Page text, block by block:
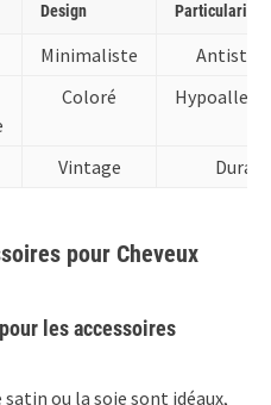
Design Particularités
Minimaliste
Coloré
Vintage
pour Cheveux
les accessoires
ou la soie sont idéaux,